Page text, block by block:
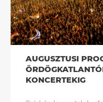
AUGUSZTUSI
KONCERTEKIG